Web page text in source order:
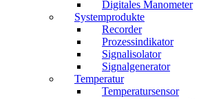
Digitales Manometer
Systemprodukte
Recorder
Prozessindikator
Signalisolator
Signalgenerator
Temperatur
Temperatursensor